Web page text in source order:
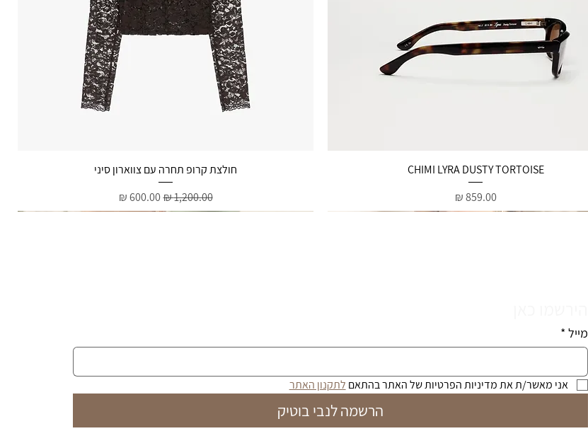
תצוגה מהירה
CHIMI LYRA DUSTY TORTOISE
מחיר‏859.00 ‏₪
תצוגה מהירה
חולצת קרופ תחרה עם צווארון סיני
מחיר רגיל‏1,200.00 ‏₪ מחיר מבצע‏600.00 ‏₪
מייל *
אני מאשר/ת את מדיניות הפרטיות של האתר בהתאם לתקנון האתר
הרשמה לנבי בוטיק